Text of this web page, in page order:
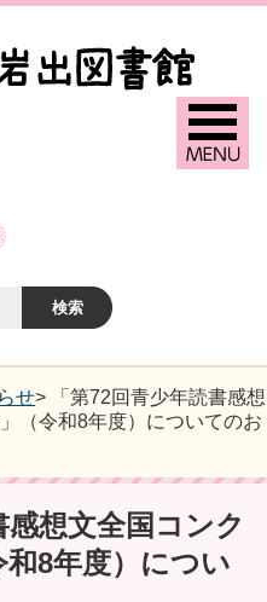
せ> 「第72回青少年読書感想
（令和8年度）についてのお
感想文全国コンク
8年度）につい